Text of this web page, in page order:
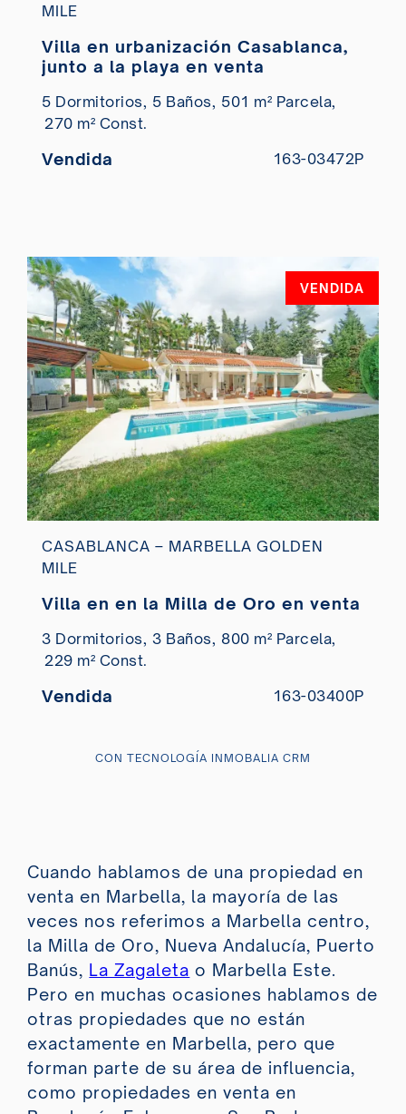
MILE
Villa en urbanización Casablanca,
junto a la playa en venta
5 Dormitorios, 5 Baños, 501 m² Parcela,
270 m² Const.
Vendida 163-03472P
VENDIDA
CASABLANCA – MARBELLA GOLDEN
MILE
Villa en en la Milla de Oro en venta
3 Dormitorios, 3 Baños, 800 m² Parcela,
229 m² Const.
Vendida 163-03400P
CON TECNOLOGÍA INMOBALIA CRM
Cuando hablamos de una propiedad en
venta en Marbella, la mayoría de las
veces nos referimos a Marbella centro,
la Milla de Oro, Nueva Andalucía, Puerto
Banús, La Zagaleta o Marbella Este.
Pero en muchas ocasiones hablamos de
otras propiedades que no están
exactamente en Marbella, pero que
forman parte de su área de influencia,
como propiedades en venta en